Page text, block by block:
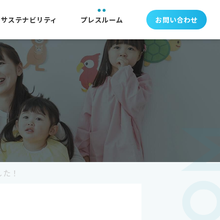
サステナビリティ プレスルーム お問い合わせ
！